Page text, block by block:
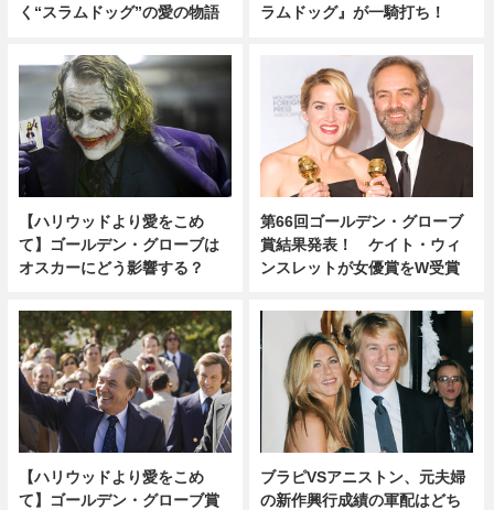
く“スラムドッグ”の愛の物語
ラムドッグ』が一騎打ち！
【ハリウッドより愛をこめ
て】ゴールデン・グローブは
オスカーにどう影響する？
第66回ゴールデン・グローブ
賞結果発表！ ケイト・ウィ
ンスレットが女優賞をW受賞
【ハリウッドより愛をこめ
て】ゴールデン・グローブ賞
ブラピVSアニストン、元夫婦
の新作興行成績の軍配はどち